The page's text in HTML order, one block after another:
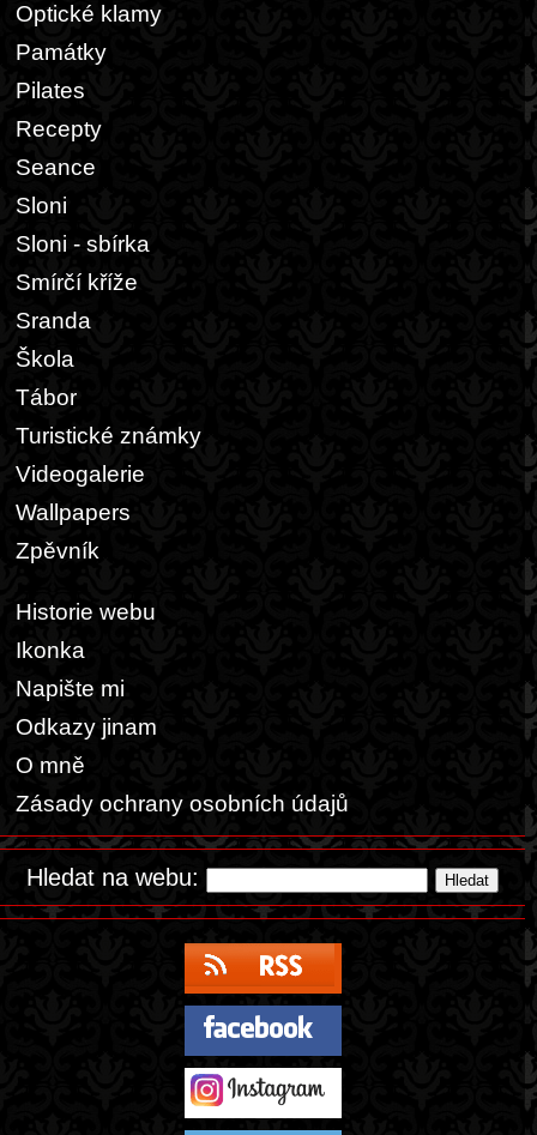
Optické klamy
Památky
Pilates
Recepty
Seance
Sloni
Sloni - sbírka
Smírčí kříže
Sranda
Škola
Tábor
Turistické známky
Videogalerie
Wallpapers
Zpěvník
Historie webu
Ikonka
Napište mi
Odkazy jinam
O mně
Zásady ochrany osobních údajů
Hledat na webu: